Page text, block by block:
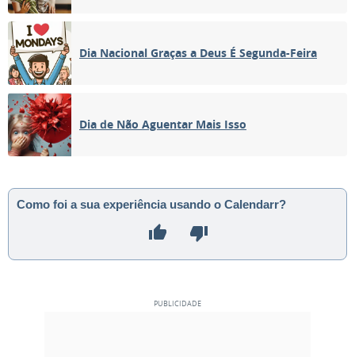
Dia Nacional Graças a Deus É Segunda-Feira
Dia de Não Aguentar Mais Isso
Como foi a sua experiência usando o Calendarr?